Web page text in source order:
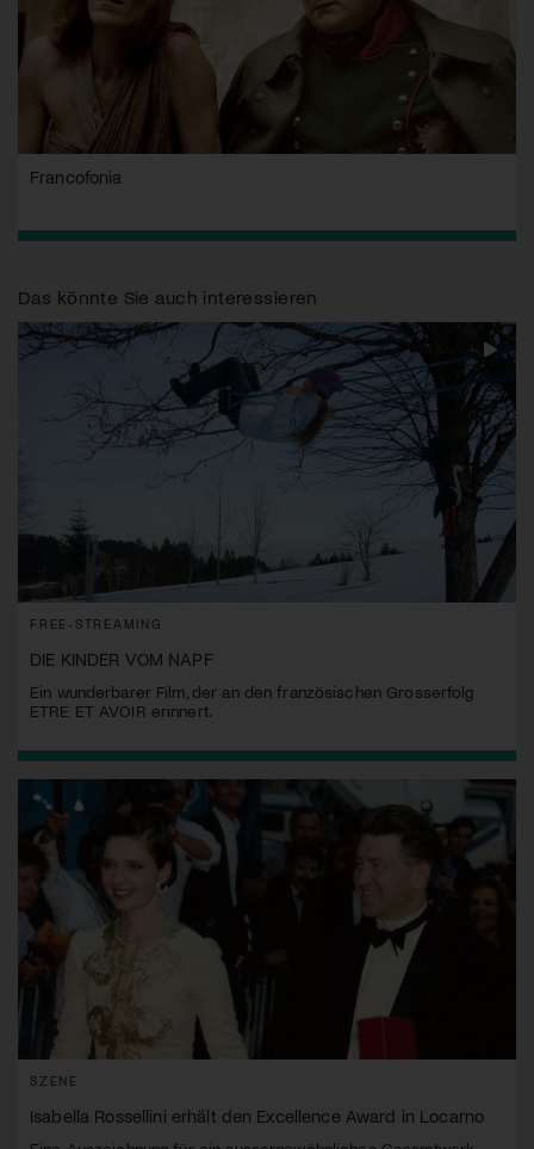
Francofonia
Das könnte Sie auch interessieren
FREE-STREAMING
DIE KINDER VOM NAPF
Ein wunderbarer Film, der an den französischen Grosserfolg
ETRE ET AVOIR erinnert.
SZENE
Isabella Rossellini erhält den Excellence Award in Locarno